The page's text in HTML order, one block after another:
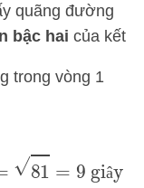
quãng đường
bậc hai của kết
trong vòng 1
â